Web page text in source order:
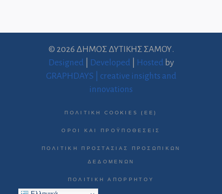
© 2026 ΔΗΜΟΣ ΔΥΤΙΚΗΣ ΣΑΜΟΥ.
Designed
Developed Hosted by
GRAPHDAYS | creative insights and
innovations
ΠΟΛΙΤΙΚΉ COOKIES (ΕΕ)
ΌΡΟΙ ΚΑΙ ΠΡΟΫΠΟΘΈΣΕΙΣ
ΠΟΛΙΤΙΚΉ ΠΡΟΣΤΑΣΊΑΣ ΠΡΟΣΩΠΙΚΏΝ
ΔΕΔΟΜΈΝΩΝ
ΠΟΛΙΤΙΚΉ ΑΠΟΡΡΉΤΟΥ